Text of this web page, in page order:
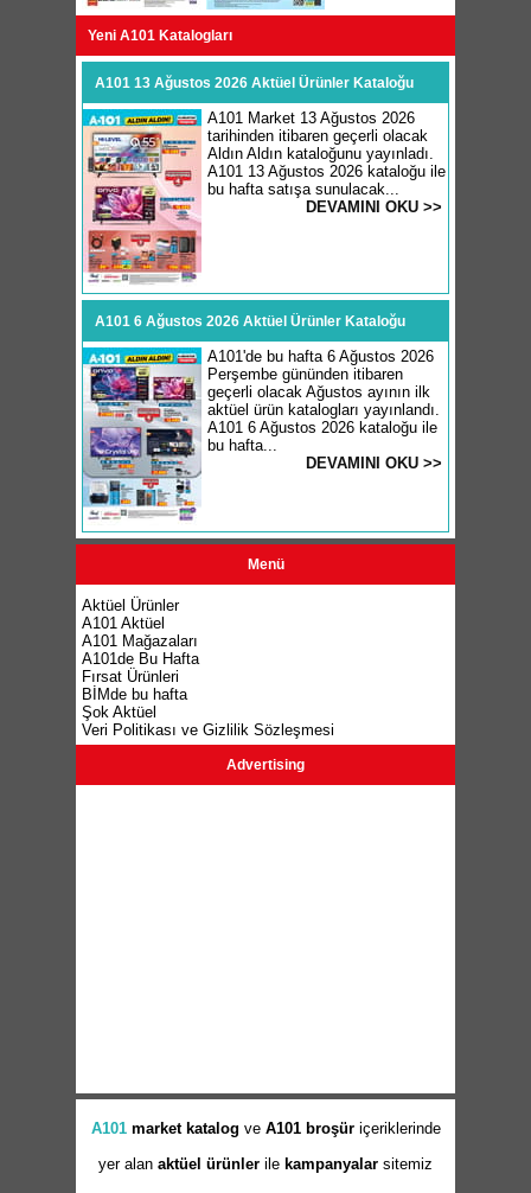
Yeni A101 Katalogları
A101 13 Ağustos 2026 Aktüel Ürünler Kataloğu
A101 Market 13 Ağustos 2026
tarihinden itibaren geçerli olacak
Aldın Aldın kataloğunu yayınladı.
A101 13 Ağustos 2026 kataloğu ile
bu hafta satışa sunulacak...
DEVAMINI OKU >>
A101 6 Ağustos 2026 Aktüel Ürünler Kataloğu
A101'de bu hafta 6 Ağustos 2026
Perşembe gününden itibaren
geçerli olacak Ağustos ayının ilk
aktüel ürün katalogları yayınlandı.
A101 6 Ağustos 2026 kataloğu ile
bu hafta...
DEVAMINI OKU >>
Menü
Aktüel Ürünler
A101 Aktüel
A101 Mağazaları
A101de Bu Hafta
Fırsat Ürünleri
BİMde bu hafta
Şok Aktüel
Veri Politikası ve Gizlilik Sözleşmesi
Advertising
A101 market katalog ve A101 broşüriçeriklerinde
yer alan aktüel ürünler ile kampanyalar sitemiz